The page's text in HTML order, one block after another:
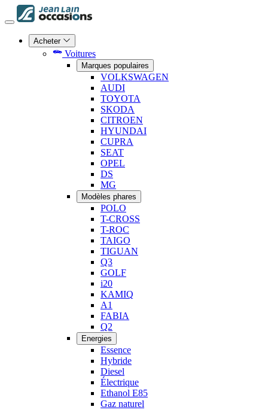
Acheter
Voitures
Marques populaires
VOLKSWAGEN
AUDI
TOYOTA
SKODA
CITROEN
HYUNDAI
CUPRA
SEAT
OPEL
DS
MG
Modèles phares
POLO
T-CROSS
T-ROC
TAIGO
TIGUAN
Q3
GOLF
i20
KAMIQ
A1
FABIA
Q2
Energies
Essence
Hybride
Diesel
Électrique
Ethanol E85
Gaz naturel